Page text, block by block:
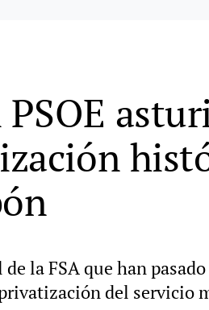
la FSA que han
del